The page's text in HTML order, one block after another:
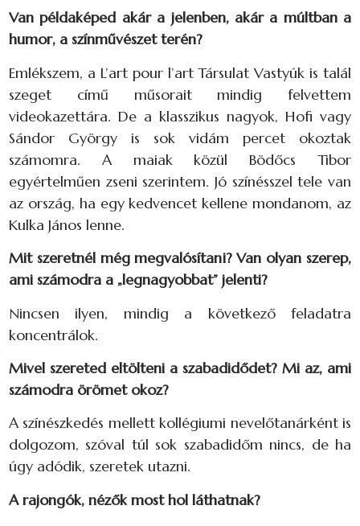
Van példaképed akár a jelenben, akár a múltban a
humor, a színművészet terén?
Emlékszem, a L’art pour l’art Társulat Vastyúk is talál
szeget című műsorait mindig felvettem
videokazettára. De a klasszikus nagyok, Hofi vagy
Sándor György is sok vidám percet okoztak
számomra. A maiak közül Bödőcs Tibor
egyértelműen zseni szerintem. Jó színésszel tele van
az ország, ha egy kedvencet kellene mondanom, az
Kulka János lenne.
Mit szeretnél még megvalósítani? Van olyan szerep,
ami számodra a „legnagyobbat” jelenti?
Nincsen ilyen, mindig a következő feladatra
koncentrálok.
Mivel szereted eltölteni a szabadidődet? Mi az, ami
számodra örömet okoz?
A színészkedés mellett kollégiumi nevelőtanárként is
dolgozom, szóval túl sok szabadidőm nincs, de ha
úgy adódik, szeretek utazni.
A rajongók, nézők most hol láthatnak?